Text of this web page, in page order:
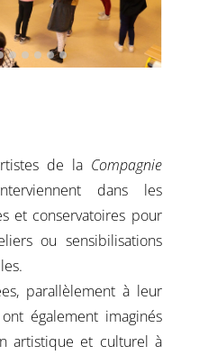
de la Compagnie
dans les
et conservatoires pour
ou sensibilisations
parallèlement à leur
également imaginés
artistique et culturel à